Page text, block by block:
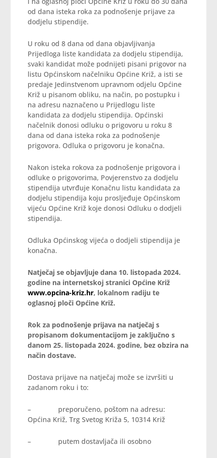
od dana isteka roka za podnošenje prijave za
dodjelu stipendije.
U roku od 8 dana od dana objavljivanja
Prijedloga liste kandidata za dodjelu stipendija,
svaki kandidat može podnijeti pisani prigovor na
listu Općinskom načelniku Općine Križ, a isti se
predaje Jedinstvenom upravnom odjelu Općine
Križ u pisanom obliku, na način, po postupku i
na adresu naznačeno u Prijedlogu liste
kandidata za dodjelu stipendija. Općinski
načelnik donosi odluku o prigovoru u roku 8
dana od dana isteka roka za podnošenje
prigovora. Odluka o prigovoru je konačna.
Nakon isteka rokova za podnošenje prigovora i
odluke o prigovorima, Povjerenstvo za dodjelu
stipendija utvrđuje Konačnu listu kandidata za
dodjelu stipendija koju prosljeđuje Općinskom
vijeću Općine Križ koje donosi Odluku o dodjeli
stipendija.
Odluka Općinskog vijeća o dodjeli stipendija je
konačna.
Natječaj se objavljuje dana 10. listopada 2024.
godine na internetskoj stranici Općine Križ
www.opcina-kriz.hr, lokalnom radiju te
oglasnoj ploči Općine Križ.
Rok za podnošenje prijava na natječaj s
propisanom dokumentacijom je zaključno s
danom 25. listopada 2024. godine, bez obzira na
način dostave.
Dostava prijave na natječaj može se izvršiti u
zadanom roku i to:
– preporučeno, poštom na adresu:
Općina Križ, Trg Svetog Križa 5, 10314 Križ
– putem dostavljača ili osobno